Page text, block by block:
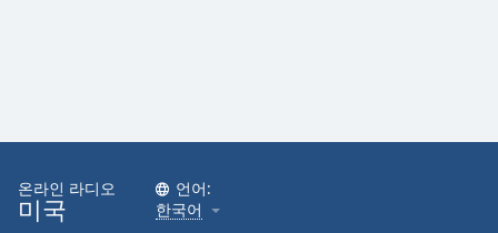
온라인 라디오
미국
언어:
한국어